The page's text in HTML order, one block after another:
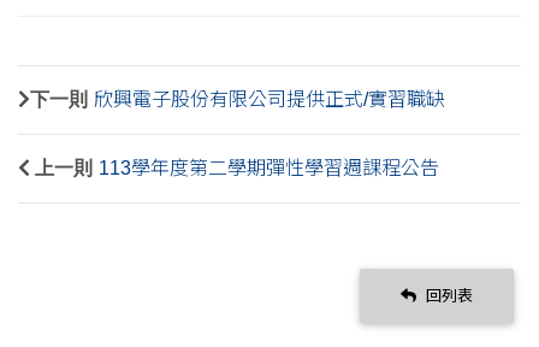
下一則 欣興電子股份有限公司提供正式/實習職缺
上一則 113學年度第二學期彈性學習週課程公告
回列表